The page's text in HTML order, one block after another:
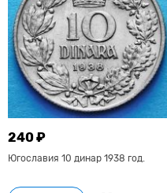
240 ₽
Югославия 10 динар 1938 год.